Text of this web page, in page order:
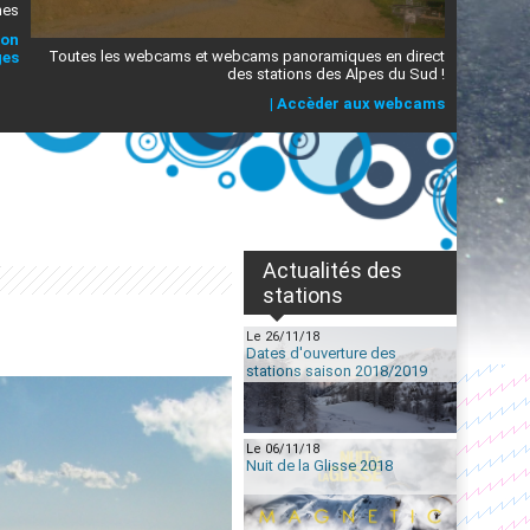
Toutes les webcams et webcams panoramiques en direct
des stations des Alpes du Sud !
| Accèder aux webcams
Actualités des
stations
Le 26/11/18
Dates d'ouverture des
stations saison 2018/2019
Le 06/11/18
Nuit de la Glisse 2018